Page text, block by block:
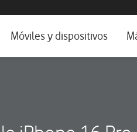
e idioma
Móviles y dispositivos